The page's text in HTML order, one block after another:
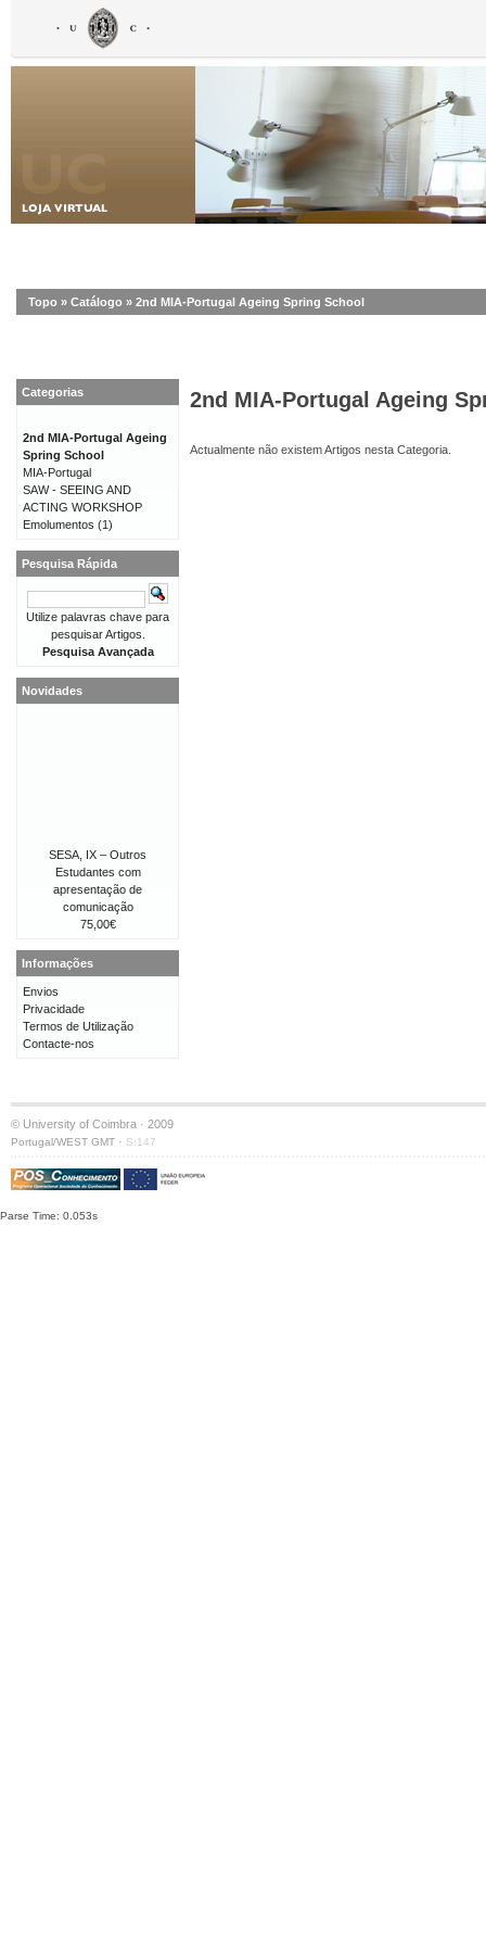
Topo » Catálogo » 2nd MIA-Portugal Ageing Spring School
2nd MIA-Portugal Ageing
Actualmente não existem Artigos nesta Categoria.
Categorias
2nd MIA-Portugal Ageing
Spring School
MIA-Portugal
SAW - SEEING AND
ACTING WORKSHOP
Emolumentos (1)
Pesquisa Rápida
Utilize palavras chave para
pesquisar Artigos.
Pesquisa Avançada
Novidades
SESA, IX – Outros
Estudantes com
apresentação de
comunicação
75,00€
Informações
Envios
Privacidade
Termos de Utilização
Contacte-nos
© University of Coimbra · 2009
Portugal/WEST GMT · S:147
Parse Time: 0.053s